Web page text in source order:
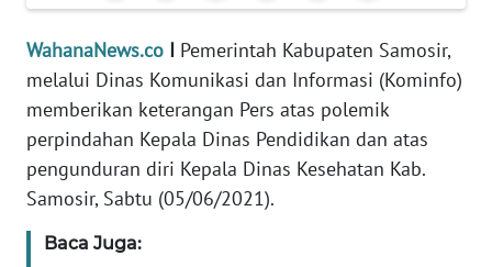
WahanaNews.co I Pemerintah Kabupaten Samosir,
melalui Dinas Komunikasi dan Informasi (Kominfo)
memberikan keterangan Pers atas polemik
perpindahan Kepala Dinas Pendidikan dan atas
pengunduran diri Kepala Dinas Kesehatan Kab.
Samosir, Sabtu (05/06/2021).
Baca Juga:
KAMI
PEDOMAN
SIBER
REDAKSI
KARIR